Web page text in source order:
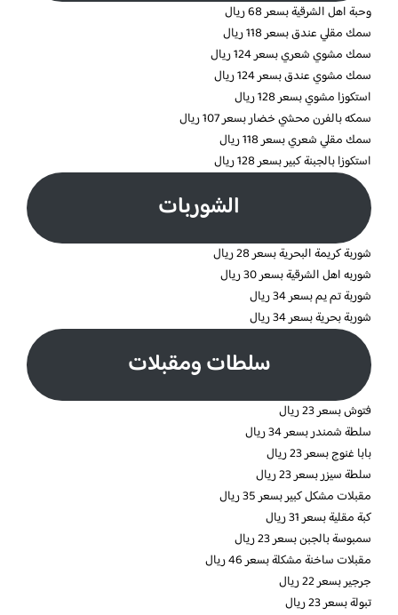
وحبة اهل الشرقية بسعر 68 ريال
سمك مقلي عندق بسعر 118 ريال
سمك مشوي شعري بسعر 124 ريال
سمك مشوي عندق بسعر 124 ريال
استكوزا مشوي بسعر 128 ريال
سمكه بالفرن محشي خضار بسعر 107 ريال
سمك مقلي شعري بسعر 118 ريال
استكوزا بالجبنة كبير بسعر 128 ريال
الشوربات
شوربة كريمة البحرية بسعر 28 ريال
شوربه اهل الشرقية بسعر 30 ريال
شوربة تم يم بسعر 34 ريال
شوربة بحرية بسعر 34 ريال
سلطات ومقبلات
فتوش بسعر 23 ريال
سلطة شمندر بسعر 34 ريال
بابا غنوج بسعر 23 ريال
سلطة سيزر بسعر 23 ريال
مقبلات مشكل كبير بسعر 35 ريال
كبة مقلية بسعر 31 ريال
سمبوسة بالجبن بسعر 23 ريال
مقبلات ساخنة مشكلة بسعر 46 ريال
جرجير بسعر 22 ريال
تبولة بسعر 23 ريال